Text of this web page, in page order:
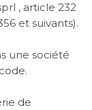
, article 232
et suivants).
une société
de